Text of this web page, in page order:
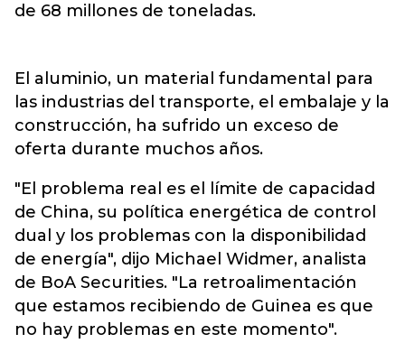
de 68 millones de toneladas.
El aluminio, un material fundamental para
las industrias del transporte, el embalaje y la
construcción, ha sufrido un exceso de
oferta durante muchos años.
"El problema real es el límite de capacidad
de China, su política energética de control
dual y los problemas con la disponibilidad
de energía", dijo Michael Widmer, analista
de BoA Securities. "La retroalimentación
que estamos recibiendo de Guinea es que
no hay problemas en este momento".